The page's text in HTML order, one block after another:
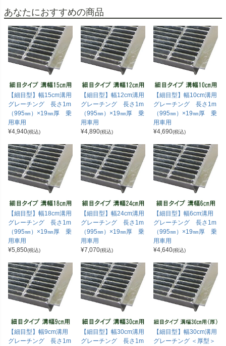
あなたにおすすめの商品
【細目型】幅15cm溝用
グレーチング 長さ1m
（995㎜）×19㎜厚 乗
用車用
¥4,940(税込)
【細目型】幅12cm溝用
グレーチング 長さ1m
（995㎜）×19㎜厚 乗
用車用
¥4,890(税込)
【細目型】幅10cm溝用
グレーチング 長さ1m
（995㎜）×19㎜厚 乗
用車用
¥4,690(税込)
【細目型】幅18cm溝用
グレーチング 長さ1m
（995㎜）×19㎜厚 乗
用車用
¥5,850(税込)
【細目型】幅24cm溝用
グレーチング 長さ1m
（995㎜）×19㎜厚 乗
用車用
¥7,070(税込)
【細目型】幅6cm溝用
グレーチング 長さ1m
（995㎜）×19㎜厚 乗
用車用
¥4,640(税込)
【細目型】幅9cm溝用
グレーチング 長さ1m
【細目型】幅30cm溝用
グレーチング 長さ1m
【細目型】幅30cm溝用
グレーチング ＜厚型＞